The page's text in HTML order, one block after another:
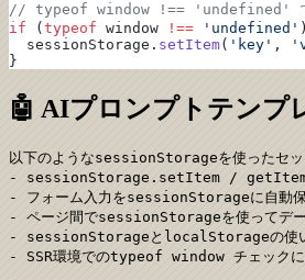
// typeof window !== 'undefined' で
if ( typeof window !== 'undefined'
  sessionStorage.
setItem( 'key' ,
}
🤖 AIプロンプトテンプ
以下のようなsessionStorageを使ったセッ
- sessionStorage.setItem / getItem
- フォーム入力をsessionStorageに自動保
- ページ間でsessionStorageを使ってデー
- sessionStorageとlocalStorageの使い
- SSR環境でのtypeof window チェックに